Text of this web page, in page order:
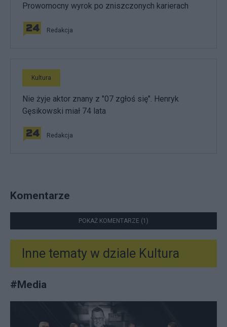
Prowomocny wyrok po zniszczonych karierach
Redakcja
Kultura
Nie żyje aktor znany z "07 zgłoś się". Henryk
Gęsikowski miał 74 lata
Redakcja
Komentarze
POKAŻ KOMENTARZE (1)
Inne tematy w dziale Kultura
#Media